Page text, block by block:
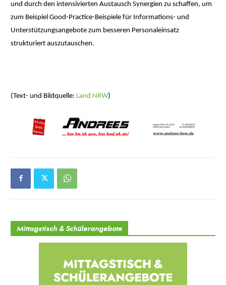
und durch den intensivierten Austausch Synergien zu schaffen, um
zum Beispiel Good-Practice-Beispiele für Informations- und
Unterstützungsangebote zum besseren Personaleinsatz
strukturiert auszutauschen.
(Text- und Bildquelle: Land NRW)
Mittagstisch & Schülerangebote